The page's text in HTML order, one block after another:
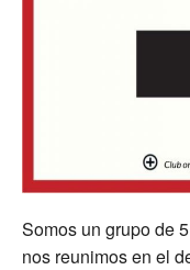
Somos un grupo de
nos reunimos en el